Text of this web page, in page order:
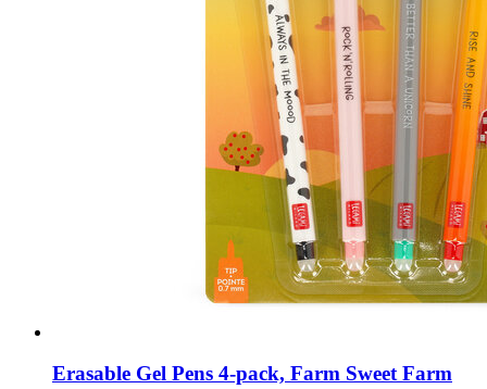
Erasable Gel Pens 4-pack, Farm Sweet Farm